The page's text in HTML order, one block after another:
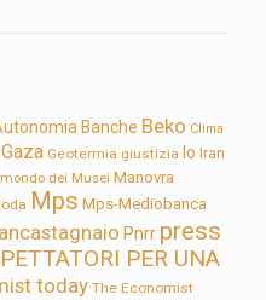
Banche Beko Clima
Gaza Geotermia giustizia Io Iran
dei Musei Manovra
Mps Mps-Mediobanca
Pnrr press
PER UNA
today The Economist